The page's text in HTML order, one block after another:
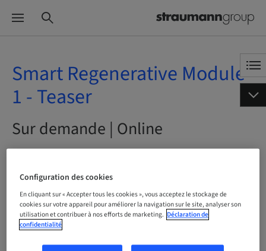
Smart Regenerative Module
1 - Teaser
Sur demande | Online
Statut
Réservation possible
Configuration des cookies
En cliquant sur « Accepter tous les cookies », vous acceptez le stockage de
cookies sur votre appareil pour améliorer la navigation sur le site, analyser son
utilisation et contribuer à nos efforts de marketing. Déclaration de
confidentialité